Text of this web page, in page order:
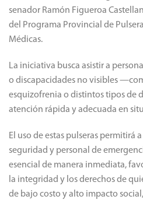
senador Ramón Figueroa
del Programa Provincial de
Médicas.
La iniciativa busca asistir a
o discapacidades no visibles
esquizofrenia o distintos tipos de
atención rápida y adecuada en
El uso de estas pulseras permitirá
seguridad y personal de
esencial de manera inmediata,
la integridad y los derechos de
de bajo costo y alto impacto